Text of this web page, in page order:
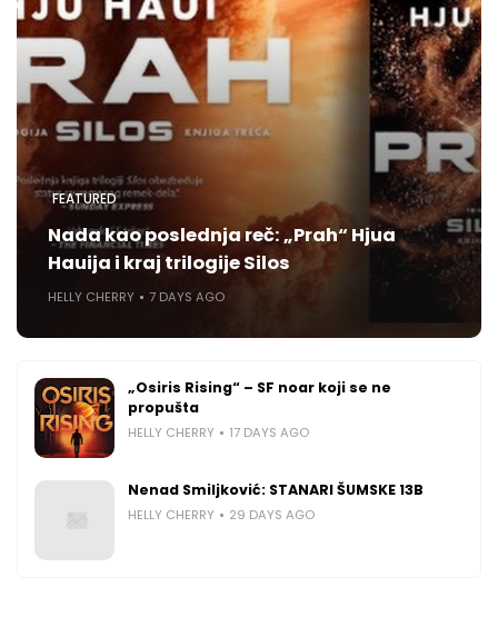
FEATURED
Nada kao poslednja reč: „Prah“ Hjua
Hauija i kraj trilogije Silos
HELLY CHERRY 7 DAYS AGO
„Osiris Rising“ – SF noar koji se ne
propušta
HELLY CHERRY 17 DAYS AGO
Nenad Smiljković: STANARI ŠUMSKE 13B
HELLY CHERRY 29 DAYS AGO